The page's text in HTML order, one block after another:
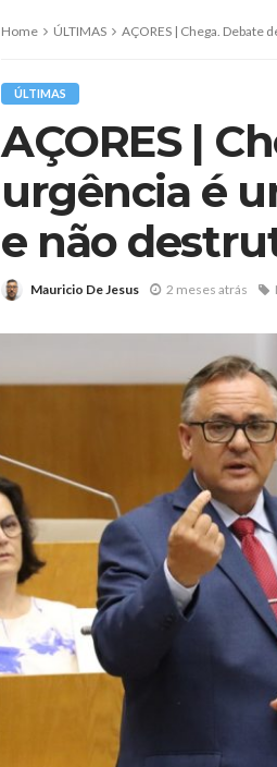
Home ÚLTIMAS AÇORES | Chega.
ÚLTIMAS
AÇORES |
urgência é
e não
Mauricio De Jesus 2 meses atrás